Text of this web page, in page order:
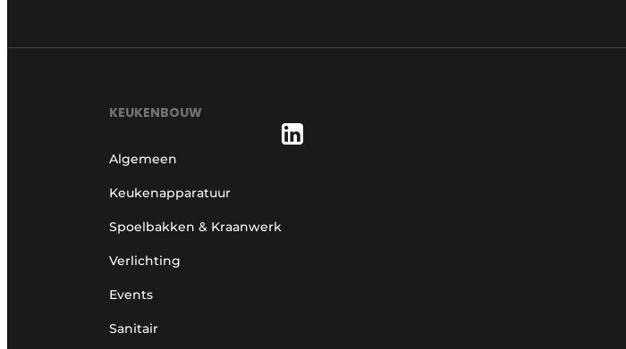
KEUKENBOUW
Algemeen
Keukenapparatuur
Spoelbakken & Kraanwerk
Verlichting
Events
Sanitair